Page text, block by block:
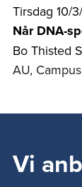
Tirsdag 10/
Når DNA-
Bo Thisted
AU,
Vi